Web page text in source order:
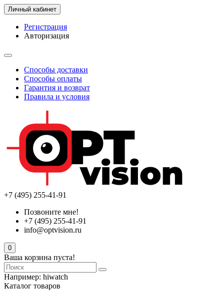
Личный кабинет
Регистрация
Авторизация
Способы доставки
Способы оплаты
Гарантия и возврат
Правила и условия
+7 (495) 255-41-91
Позвоните мне!
+7 (495) 255-41-91
info@optvision.ru
0
Ваша корзина пуста!
Например: hiwatch
Каталог товаров